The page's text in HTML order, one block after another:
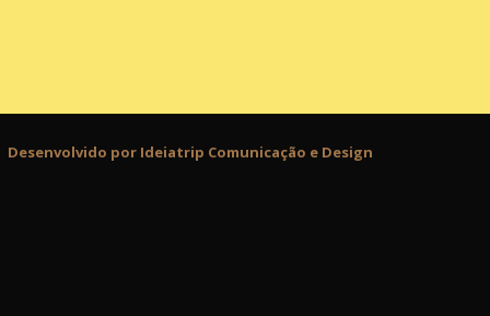
Desenvolvido por Ideiatrip Comunicação e Design